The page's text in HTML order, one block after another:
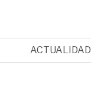
ACTUALIDAD